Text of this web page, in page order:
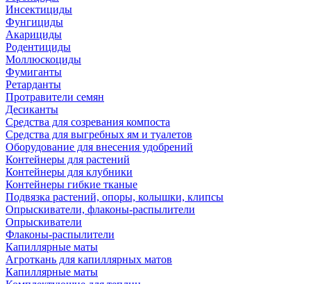
Инсектициды
Фунгициды
Акарициды
Родентициды
Моллюскоциды
Фумиганты
Ретарданты
Протравители семян
Десиканты
Средства для созревания компоста
Средства для выгребных ям и туалетов
Оборудование для внесения удобрений
Контейнеры для растений
Контейнеры для клубники
Контейнеры гибкие тканые
Подвязка растений, опоры, колышки, клипсы
Опрыскиватели, флаконы-распылители
Опрыскиватели
Флаконы-распылители
Капиллярные маты
Агроткань для капиллярных матов
Капиллярные маты